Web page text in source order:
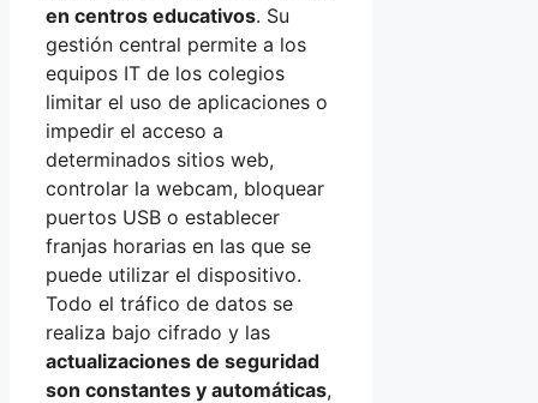
en centros educativos. Su
gestión central permite a los
equipos IT de los colegios
limitar el uso de aplicaciones o
impedir el acceso a
determinados sitios web,
controlar la webcam, bloquear
puertos USB o establecer
franjas horarias en las que se
puede utilizar el dispositivo.
Todo el tráfico de datos se
realiza bajo cifrado y las
actualizaciones de seguridad
son constantes y automáticas,